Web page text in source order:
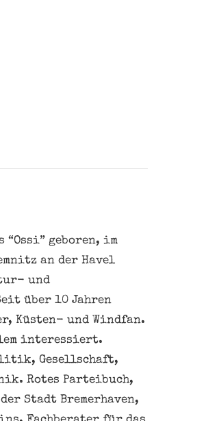
“Ossi” geboren, im
an der Havel
und
über 10 Jahren
Küsten- und Windfan.
interessiert.
Gesellschaft,
Rotes Parteibuch,
Stadt Bremerhaven,